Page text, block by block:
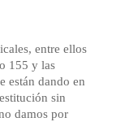
entre ellos
155 y las
están dando en
sin
damos por